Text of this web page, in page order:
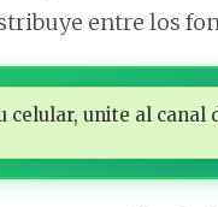
entre los
celular, unite al canal